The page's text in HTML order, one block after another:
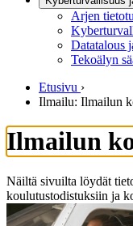
Arjen
Datatalous
Tekoälyn
Etusivu ›
Ilmailu: Ilmailun
Ilmailun
Näiltä sivuilta löydät
koulutustodistuksiin ja